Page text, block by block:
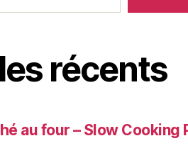
récents
au four – Slow Cooking